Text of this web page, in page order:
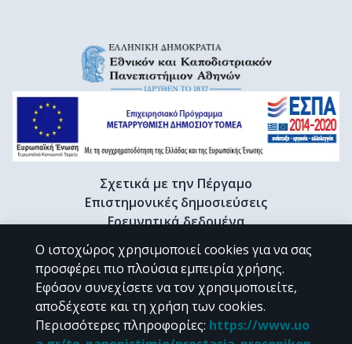
Σχετικά με την Πέργαμο
Επιστημονικές δημοσιεύσεις
Ερευνητικά δεδομένα
Διδακτορικές διατριβές & Γκρίζα βιβλιογραφία
Προφίλ Ερευνητή
CC BY-NC 4.0
Ο ιστοχώρος χρησιμοποιεί cookies για να σας
προσφέρει πιο πλούσια εμπειρία χρήσης.
Εφόσον συνεχίσετε να τον χρησιμοποιείτε,
αποδέχεστε και τη χρήση των cookies.
Περισσότερες πληροφορίες: https://www.uo